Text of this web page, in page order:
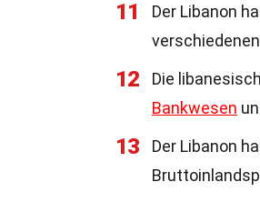
11
Der Libanon
12
Die
Bankwesen
13
Der Libanon